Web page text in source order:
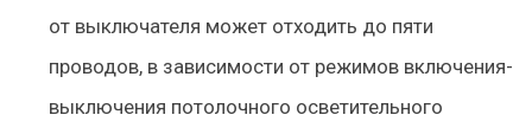
от выключателя может отходить до пяти
проводов, в зависимости от режимов включения-
выключения потолочного осветительного